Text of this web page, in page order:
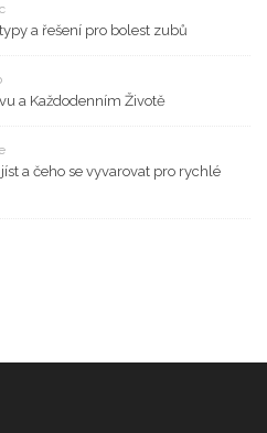
a řešení pro bolest zubů
a Každodenním Životě
a čeho se vyvarovat pro rychlé